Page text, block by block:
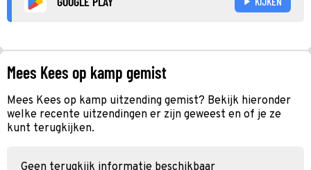
Mees Kees op kamp gemist
Mees Kees op kamp uitzending gemist? Bekijk hieronder
welke recente uitzendingen er zijn geweest en of je ze
kunt terugkijken.
Geen terugkijk informatie beschikbaar